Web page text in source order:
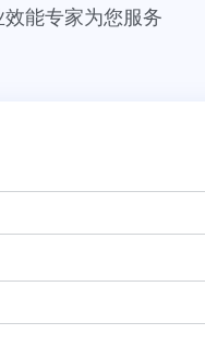
能专家为您服务